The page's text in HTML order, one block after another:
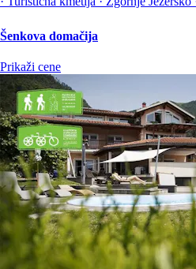
Šenkova domačija
Prikaži cene